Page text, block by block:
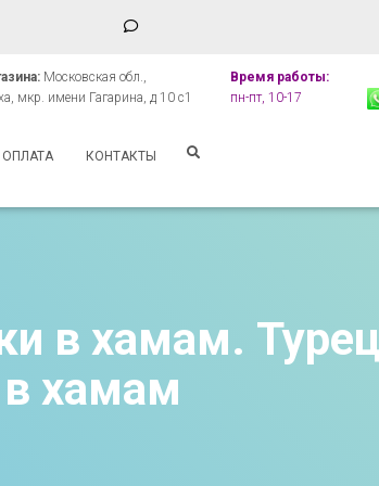
Московская обл.,
мкр. имени Гагарина, д 10 с1
Время работы:
пн-пт, 10-17
ОПЛАТА КОНТАКТЫ
в хамам.
хамам
for